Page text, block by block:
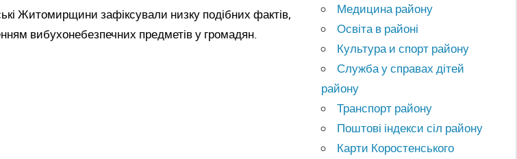
Житомирщини зафіксували низку подібних фактів,
вибухонебезпечних предметів у громадян.
Медицина району
Освіта в районі
Культура и спорт району
Служба у справах дітей
району
Транспорт району
Поштові індекси сіл району
Карти Коростенського